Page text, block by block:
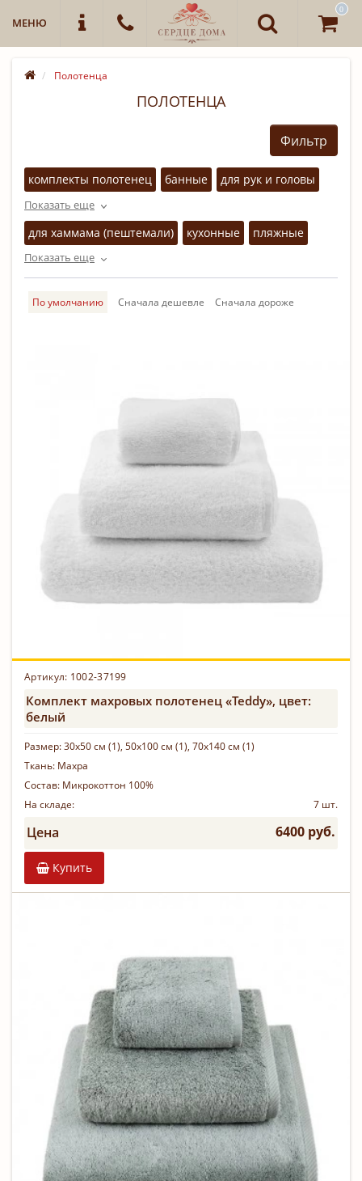
МЕНЮ
0
Полотенца
ПОЛОТЕНЦА
Фильтр
комплекты полотенец банные
для рук и головы
для лица
банные простыни
махровые
Показать еще
для хаммама (пештемали) кухонные
пляжные
массажные
Показать еще
По умолчанию Cначала дешевле Cначала дороже
Артикул: 1002-37199
Комплект махровых полотенец «Teddy», цвет:
белый
Размер:30х50 см (1), 50х100 см (1), 70х140 см (1)
Ткань: Махра
Состав: Микрокоттон 100%
На складе:
7 шт.
Цена 6400 руб.
Купить